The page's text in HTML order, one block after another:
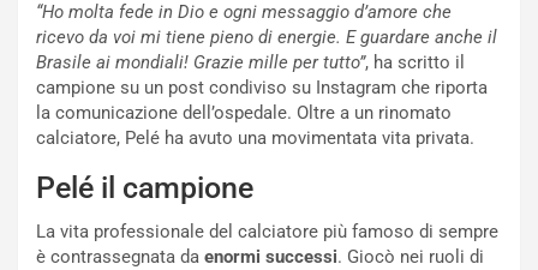
“Ho molta fede in Dio e ogni messaggio d’amore che
ricevo da voi mi tiene pieno di energie. E guardare anche il
Brasile ai mondiali! Grazie mille per tutto”, ha scritto il
campione su un post condiviso su Instagram che riporta
la comunicazione dell’ospedale. Oltre a un rinomato
calciatore, Pelé ha avuto una movimentata vita privata.
Pelé il campione
La vita professionale del calciatore più famoso di sempre
è contrassegnata da enormi successi. Giocò nei ruoli di